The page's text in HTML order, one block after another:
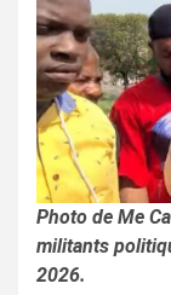
Photo de Me
militants
2026.